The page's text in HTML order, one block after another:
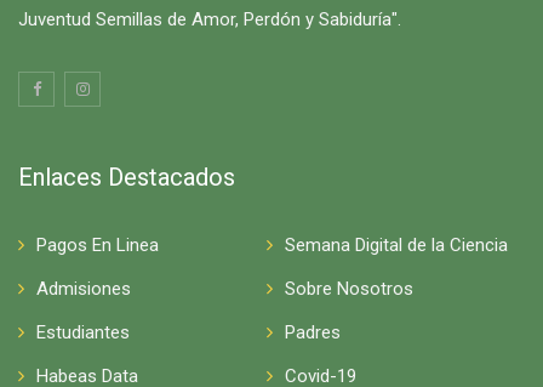
Juventud Semillas de Amor, Perdón y Sabiduría".
Enlaces Destacados
Pagos En Linea
Semana Digital de la Ciencia
Admisiones
Sobre Nosotros
Estudiantes
Padres
Habeas Data
Covid-19